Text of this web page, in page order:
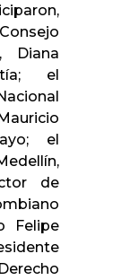
Diana
el
el
de
Felipe